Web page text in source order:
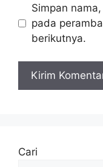
Simpan
pada
berikutnya.
Cari